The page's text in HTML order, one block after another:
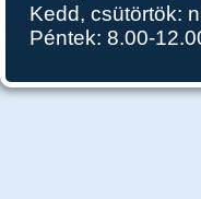
Kedd, csütörtök:
Péntek: 8.00-